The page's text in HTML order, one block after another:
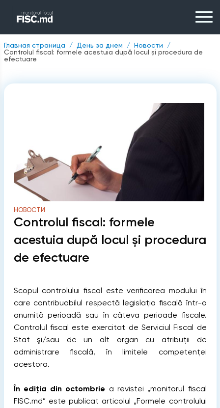
Главная страница День за днем
Новости
Controlul fiscal: formele acestuia după locul și procedura de
efectuare
НОВОСТИ
Controlul fiscal: formele
acestuia după locul și procedura
de efectuare
Scopul controlului fiscal este verificarea modului în
care contribuabilul respectă legislaţia fiscală într-o
anumită perioadă sau în câteva perioade fiscale.
Controlul fiscal este exercitat de Serviciul Fiscal de
Stat şi/sau de un alt organ cu atribuţii de
administrare fiscală, în limitele competenţei
acestora.
În ediția din octombrie a revistei „monitorul fiscal
FISC.md” este publicat articolul „Formele controlului